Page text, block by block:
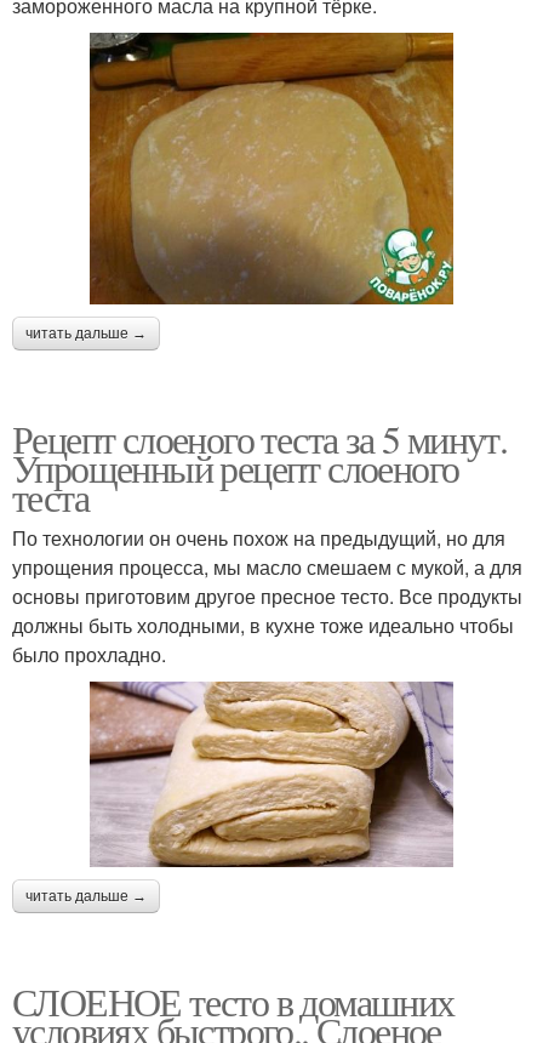
читать дальше →
Рецепт слоеного теста за 5 минут.
Упрощенный рецепт слоеного
теста
По технологии он очень похож на предыдущий, но для
упрощения процесса, мы масло смешаем с мукой, а для
основы приготовим другое пресное тесто. Все продукты
должны быть холодными, в кухне тоже идеально чтобы
было прохладно.
читать дальше →
СЛОЕНОЕ тесто в домашних
условиях быстрого.. Слоеное